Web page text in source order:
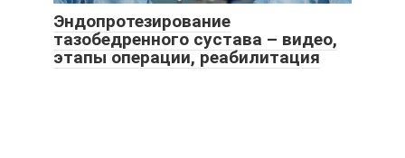
Эндопротезирование
тазобедренного сустава – видео,
этапы операции, реабилитация